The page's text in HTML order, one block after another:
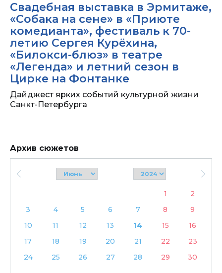
Свадебная выставка в Эрмитаже,
«Собака на сене» в «Приюте
комедианта», фестиваль к 70-
летию Сергея Курёхина,
«Билокси-блюз» в театре
«Легенда» и летний сезон в
Цирке на Фонтанке
Дайджест ярких событий культурной жизни
Санкт-Петербурга
Архив сюжетов
1
2
3
4 5 6 7 8
9
10
11 12 13 14 15
16
17
18 19 20 21 22
23
24
25 26 27 28 29 30